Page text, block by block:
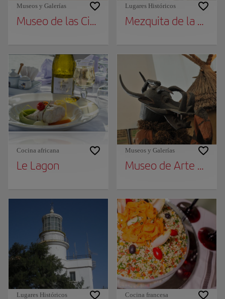
Museos y Galerías
Museo de las Civilizaciones Negras
Lugares Históricos
Mezquita de la
Cocina africana
Le Lagon
Museos y Galerías
Museo de Arte
Lugares Históricos Cocina francesa